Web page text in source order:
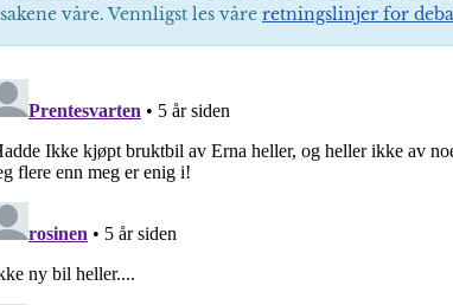
sakene våre. Vennligst les våre retningslinjer for